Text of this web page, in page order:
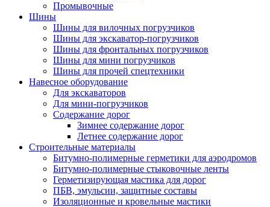
Промывочные
Шины
Шины для вилочных погрузчиков
Шины для экскаватор-погрузчиков
Шины для фронтальных погрузчиков
Шины для мини погрузчиков
Шины для прочей спецтехники
Навесное оборудование
Для экскаваторов
Для мини-погрузчиков
Содержание дорог
Зимнее содержание дорог
Летнее содержание дорог
Строительные материалы
Битумно-полимерные герметики для аэродромов
Битумно-полимерные стыковочные ленты
Герметизирующая мастика для дорог
ПБВ, эмульсии, защитные составы
Изоляционные и кровельные мастики